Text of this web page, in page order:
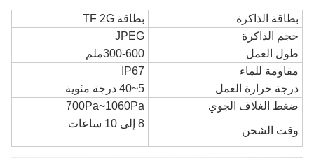
بطاقة الذاكرة
بطاقة TF 2G
حجم الذاكرة
JPEG
طول العمل
300-600ملم
مقاومة للماء
IP67
درجة حرارة العمل
5~40 درجة مئوية
ضغط الغلاف الجوي
700Pa~1060Pa
وقت الشحن
8 إلى 10 ساعات